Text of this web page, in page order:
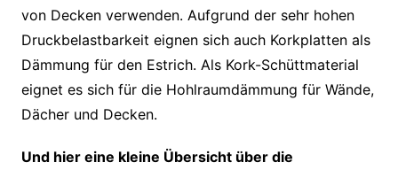
von Decken verwenden. Aufgrund der sehr hohen
Druckbelastbarkeit eignen sich auch Korkplatten als
Dämmung für den Estrich. Als Kork-Schüttmaterial
eignet es sich für die Hohlraumdämmung für Wände,
Dächer und Decken.
Und hier eine kleine Übersicht über die